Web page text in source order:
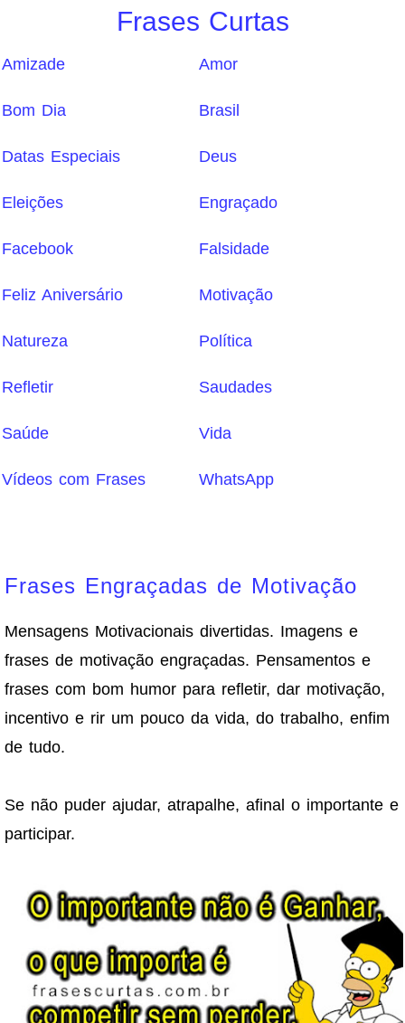
Frases Curtas
Amizade Amor
Bom Dia Brasil
Datas Especiais Deus
Eleições Engraçado
Facebook Falsidade
Feliz Aniversário Motivação
Natureza Política
Refletir Saudades
Saúde Vida
Vídeos com Frases WhatsApp
Frases Engraçadas de Motivação
Mensagens Motivacionais divertidas. Imagens e
frases de motivação engraçadas. Pensamentos e
frases com bom humor para refletir, dar motivação,
incentivo e rir um pouco da vida, do trabalho, enfim
de tudo.
Se não puder ajudar, atrapalhe, afinal o importante e
participar.